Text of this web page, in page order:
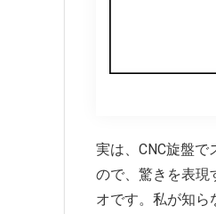
実は、CNC旋盤
ので、驚きを表現
オです。私が知ら